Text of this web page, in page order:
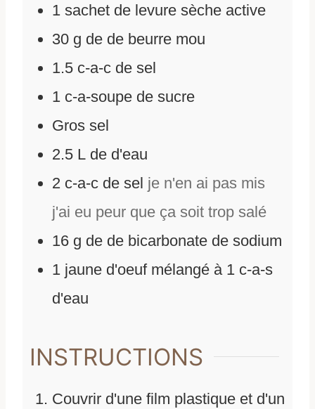
1 sachet de levure sèche active
30 g de de beurre mou
1.5 c-a-c de sel
1 c-a-soupe de sucre
Gros sel
2.5 L de d'eau
2 c-a-c de sel je n'en ai pas mis
j'ai eu peur que ça soit trop salé
16 g de de bicarbonate de sodium
1 jaune d'oeuf mélangé à 1 c-a-s
d'eau
INSTRUCTIONS
Couvrir d'une film plastique et d'un